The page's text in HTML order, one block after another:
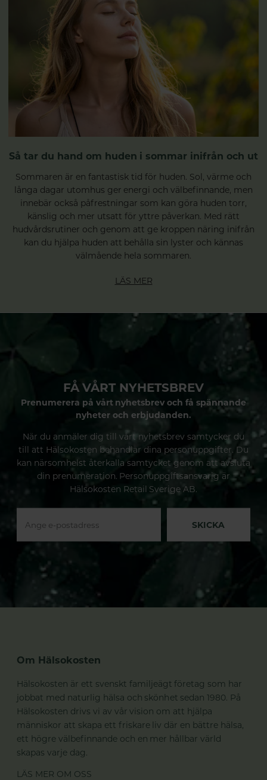
Så tar du hand om huden i sommar inifrån och ut
Sommaren är en fantastisk tid för huden. Sol, värme och
långa dagar utomhus ger energi och välbefinnande, men
innebär också påfrestningar som kan göra huden torr,
känslig och mer utsatt för yttre påverkan. Med rätt
hudvårdsrutiner och genom att ge kroppen näring inifrån
kan du hjälpa huden att behålla sin lyster och kännas
välmående hela sommaren.
LÄS MER
FÅ VÅRT NYHETSBREV
Prenumerera på vårt nyhetsbrev och få spännande
nyheter och erbjudanden.
När du anmäler dig till vårt nyhetsbrev samtycker du
till att Hälsokosten behandlar dina personuppgifter. Du
kan närsomhelst återkalla samtycket genom att avsluta
din prenumeration. Personuppgiftsansvarig är
Hälsokosten Retail Sverige AB.
SKICKA
Om Hälsokosten
Hälsokosten är ett svenskt familjeägt företag som har
jobbat med naturlig hälsa och skönhet sedan 1980. På
Hälsokosten drivs vi av vår vision om att hjälpa
människor att skapa ett friskare liv där en bättre hälsa,
ett högre välbefinnande och en mer hållbar värld
skapas varje dag.
LÄS MER OM OSS